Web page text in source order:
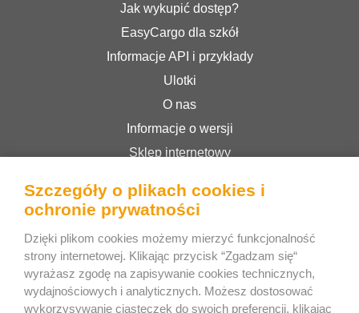
Jak wykupić dostęp?
EasyCargo dla szkół
Informacje API i przykłady
Ulotki
O nas
Informacje o wersji
Sklep internetowy
Polityka prywatności
Bee Interactive s.r.o.
U Pekarky 484/1a
180 00 Prague 8 – Liben
Szczegóły o plikach cookies i
ochronie prywatności
Dzięki plikom cookies możemy mierzyć funkcjonalność
strony internetowej. Klikając przycisk “Zgadzam się“
wyrażasz zgodę na zapisywanie cookies technicznych,
wydajnościowych i analyticznych. Możesz dostosować
wykorzysywanie ciasteczek do swoich preferencji, klikając